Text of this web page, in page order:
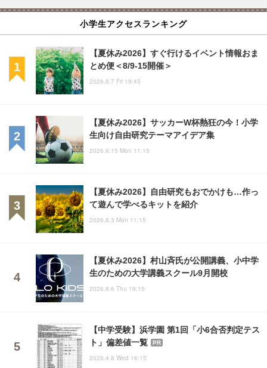
小学生アクセスランキング
【夏休み2026】すぐ行けるイベント情報おま
とめ便＜8/9-15開催＞
2026.8.7 Fri 19:45
【夏休み2026】サッカーW杯熱狂の今！小学
生向け自由研究テーマアイデア集
2026.6.15 Mon 11:15
【夏休み2026】自由研究もおでかけも…作っ
て遊んで学べるキットを紹介
2026.8.3 Mon 11:15
【夏休み2026】村山斉氏が公開講義、小中学
生のための大学講義スクール9月開校
2026.8.6 Thu 19:15
【中学受験】浜学園 第1回「小6合否判定テス
ト」偏差値一覧
PR
2026.4.8 Wed 16:15